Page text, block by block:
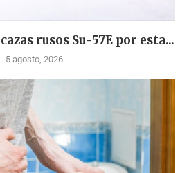
rusos Su-57E por esta...
5 agosto, 2026